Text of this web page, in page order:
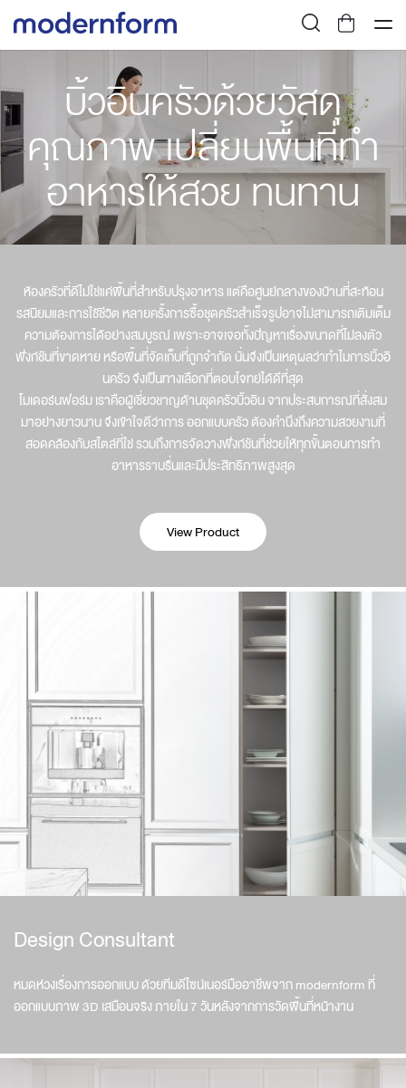
บิ้วอินครัวด้วยวัสดุ
คุณภาพ เปลี่ยนพื้นที่ทำ
อาหารให้สวย ทนทาน
ห้องครัวที่ดีไม่ใช่แค่พื้นที่สำหรับปรุงอาหาร แต่คือศูนย์กลางของบ้านที่สะท้อน
รสนิยมและการใช้ชีวิต หลายครั้งการซื้อชุดครัวสำเร็จรูปอาจไม่สามารถเติมเต็ม
ความต้องการได้อย่างสมบูรณ์ เพราะอาจเจอทั้งปัญหาเรื่องขนาดที่ไม่ลงตัว
ฟังก์ชันที่ขาดหาย หรือพื้นที่จัดเก็บที่ถูกจำกัด นั่นจึงเป็นเหตุผลว่าทำไมการบิ้วอิ
นครัว จึงเป็นทางเลือกที่ตอบโจทย์ได้ดีที่สุด
โมเดอร์นฟอร์ม เราคือผู้เชี่ยวชาญด้านชุดครัวบิ้วอิน จากประสบการณ์ที่สั่งสม
มาอย่างยาวนาน จึงเข้าใจดีว่าการ ออกแบบครัว ต้องคำนึงถึงความสวยงามที่
สอดคล้องกับสไตล์ที่ใช่ รวมถึงการจัดวางฟังก์ชันที่ช่วยให้ทุกขั้นตอนการทำ
อาหารราบรื่นและมีประสิทธิภาพสูงสุด
View Product
Design Consultant
หมดห่วงเรื่องการออกแบบ ด้วยทีมดีไซน์เนอร์มืออาชีพจาก modernform ที่
ออกแบบภาพ 3D เสมือนจริง ภายใน 7 วันหลังจากการวัดพื้นที่หน้างาน